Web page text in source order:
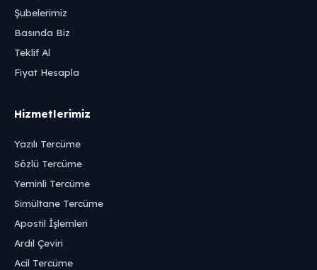
Şubelerimiz
Basında Biz
Teklif Al
Fiyat Hesapla
Hizmetlerimiz
Yazılı Tercüme
Sözlü Tercüme
Yeminli Tercüme
Simültane Tercüme
Apostil İşlemleri
Ardıl Çeviri
Acil Tercüme